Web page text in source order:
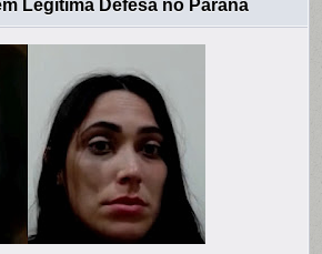
Legítima Defesa no Paraná